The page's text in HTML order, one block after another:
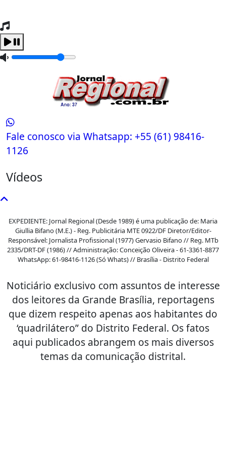
Fale conosco via Whatsapp: +55 (61) 98416-
1126
Vídeos
EXPEDIENTE: Jornal Regional (Desde 1989) é uma publicação de: Maria
Giullia Bifano (M.E.) - Reg. Publicitária MTE 0922/DF Diretor/Editor-
Responsável: Jornalista Profissional (1977) Gervasio Bifano // Reg. MTb
2335/DRT-DF (1986) // Administração: Conceição Oliveira - 61-3361-8877
WhatsApp: 61-98416-1126 (Só Whats) // Brasília - Distrito Federal
Noticiário exclusivo com assuntos de interesse
dos leitores da Grande Brasília, reportagens
que dizem respeito apenas aos habitantes do
‘quadrilátero” do Distrito Federal. Os fatos
aqui publicados abrangem os mais diversos
temas da comunicação distrital.